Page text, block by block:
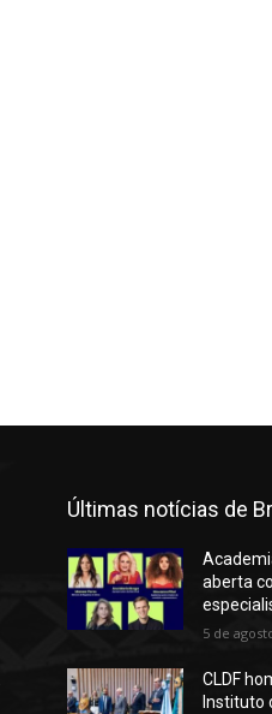
Últimas notícias de
aberta
5 de
CLDF
Instituto